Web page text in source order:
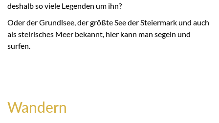
deshalb so viele Legenden um ihn?
Oder der Grundlsee, der größte See der Steiermark und auch
als steirisches Meer bekannt, hier kann man segeln und
surfen.
Wandern